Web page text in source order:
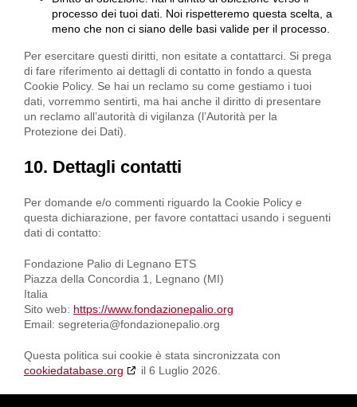
processo dei tuoi dati. Noi rispetteremo questa scelta, a
meno che non ci siano delle basi valide per il processo.
Per esercitare questi diritti, non esitate a contattarci. Si prega
di fare riferimento ai dettagli di contatto in fondo a questa
Cookie Policy. Se hai un reclamo su come gestiamo i tuoi
dati, vorremmo sentirti, ma hai anche il diritto di presentare
un reclamo all’autorità di vigilanza (l’Autorità per la
Protezione dei Dati).
10. Dettagli contatti
Per domande e/o commenti riguardo la Cookie Policy e
questa dichiarazione, per favore contattaci usando i seguenti
dati di contatto:
Fondazione Palio di Legnano ETS
Piazza della Concordia 1, Legnano (MI)
Italia
Sito web: https://www.fondazionepalio.org
Email: segreteria@fondazionepalio.org
Questa politica sui cookie è stata sincronizzata con
cookiedatabase.org
il 6 Luglio 2026.